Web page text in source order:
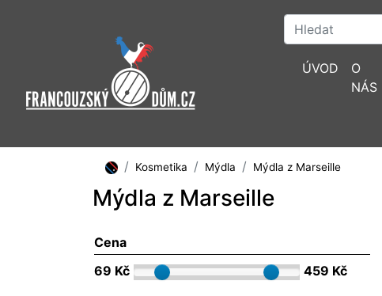
ÚVOD
O
NÁS
Kosmetika Mýdla Mýdla z Marseille
Mýdla z Marseille
Cena
69 Kč
459 Kč